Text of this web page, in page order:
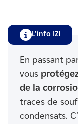
L’info IZI
En passant
vous
de la
traces de
condensats.